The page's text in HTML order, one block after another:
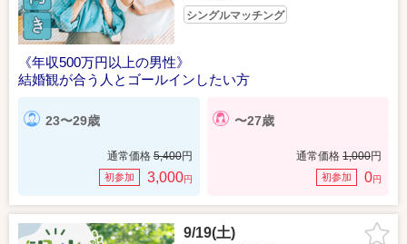
シングルマッチング
《年収500万円以上の男性》
結婚観が合う人とゴールインしたい方
23〜29歳
通常価格 5,400円
初参加 3,000円
〜27歳
通常価格 1,000円
初参加 0円
9/19(土)